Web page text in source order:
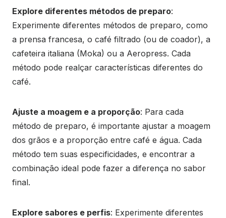
Explore diferentes métodos de preparo:
Experimente diferentes métodos de preparo, como
a prensa francesa, o café filtrado (ou de coador), a
cafeteira italiana (Moka) ou a Aeropress. Cada
método pode realçar características diferentes do
café.
Ajuste a moagem e a proporção: Para cada
método de preparo, é importante ajustar a moagem
dos grãos e a proporção entre café e água. Cada
método tem suas especificidades, e encontrar a
combinação ideal pode fazer a diferença no sabor
final.
Explore sabores e perfis: Experimente diferentes